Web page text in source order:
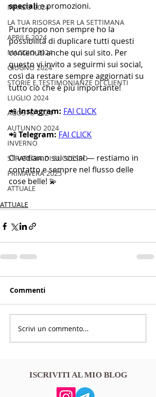
MARZO 2024
LA TUA RISORSA PER LA SETTIMANA
APRILE 2024
MAGGIO 2024
GIUGNO 2024
STORIE E TESTIMONIANZE DI CLIENTI
LUGLIO 2024
AGOSTO 2024
AUTUNNO 2024
INVERNO
STRATEGIA DI SUCCESSO
PRIMAVERA 2025
ATTUALE
speciali e promozioni.
Purtroppo non sempre ho la
possibilità di duplicare tutti questi
contenuti anche qui sul sito. Per
questo vi invito a seguirmi sui social,
così da restare sempre aggiornati su
tutto ciò che è più importante!
📲 Instagram: FAI CLICK
📲 Telegram: FAI CLICK
Ci vediamo sui social — restiamo in
contatto e sempre nel flusso delle
cose belle! 💫
ATTUALE
Commenti
Scrivi un commento...
ISCRIVITI AL MIO BLOG